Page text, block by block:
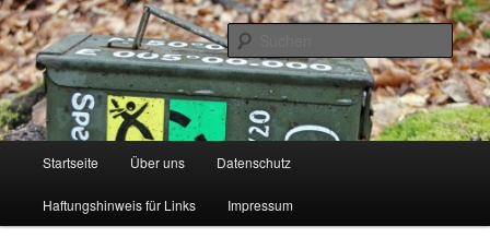
Zum
primären
Inhalt
springen
Zum
sekundären
Inhalt
springenSeidenstadt Geocacher
Startseite Über uns Datenschutz
Haftungshinweis für Links Impressum